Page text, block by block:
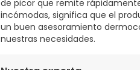
de picor que remite
incómodas, significa que el
un buen asesoramiento
nuestras necesidades.